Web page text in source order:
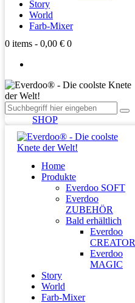
Story
World
Farb-Mixer
0 items - 0,00 € 0
SHOP
Home
Produkte
Everdoo SOFT
Everdoo
ZUBEHÖR
Bald erhältlich
Everdoo
CREATOR
Everdoo
MAGIC
Story
World
Farb-Mixer